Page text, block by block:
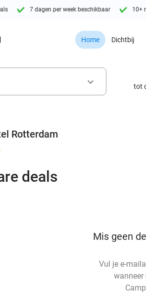
7 dagen per week beschikbaar 10+
Home Dichtbij
keyboard_arrow_down tot
Rotterdam
deals
Mis geen
Vul je e-
wanneer